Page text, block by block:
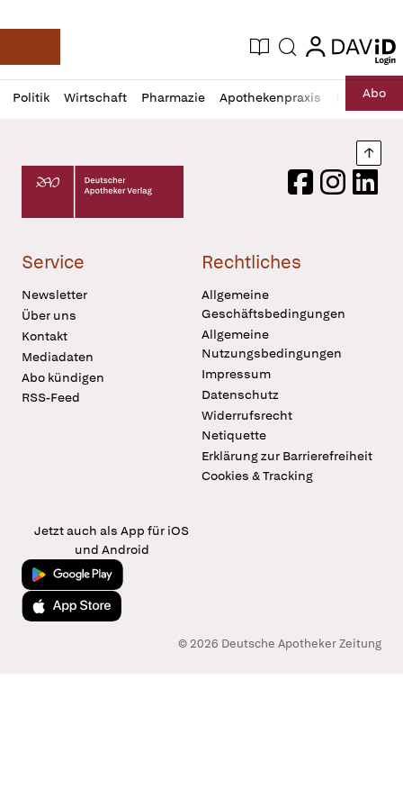
Deutsche Apotheker Zeitung
Aktuelle Ausgabe
Suche login
login
Politik Wirtschaft Pharmazie Apothekenpraxis RechtAbo
Profil
öffnen
Daz
Pur
Deutscher Apotheker Verlag Logo
FacebookInstagram
Service
Newsletter
Über uns
Kontakt
Mediadaten
Abo kündigen
RSS-Feed
Rechtliches
Allgemeine
Geschäftsbedingungen
Allgemeine
Nutzungsbedingungen
Impressum
Datenschutz
Widerrufsrecht
Netiquette
Erklärung zur Barrierefreiheit
Cookies & Tracking
Jetzt auch als App für iOS
und Android
Jetzt bei Google Play
Laden im App Store
© 2026 Deutsche Apotheker Zeitung